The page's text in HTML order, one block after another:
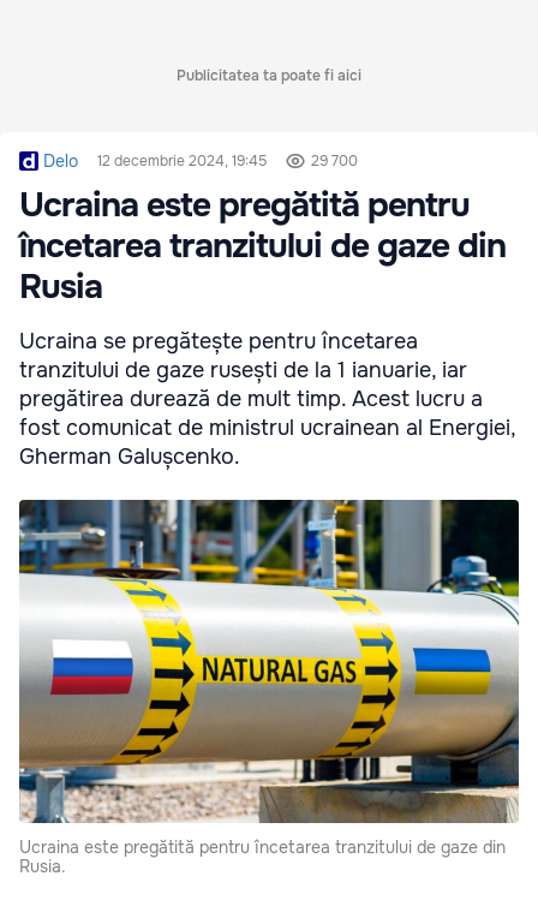
Publicitatea ta poate fi aici
Delo 12 decembrie 2024, 19:45 29 700
Ucraina este pregătită pentru
încetarea tranzitului de gaze din
Rusia
Ucraina se pregătește pentru încetarea
tranzitului de gaze rusești de la 1 ianuarie, iar
pregătirea durează de mult timp. Acest lucru a
fost comunicat de ministrul ucrainean al Energiei,
Gherman Galușcenko.
Ucraina este pregătită pentru încetarea tranzitului de gaze din
Rusia.